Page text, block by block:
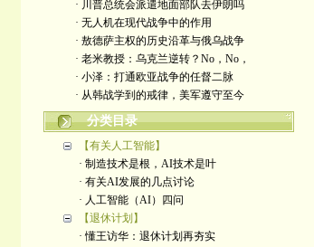
· 川普总统会派遣地面部队去伊朗吗
· 无人机在现代战争中的作用
· 敖德萨主权的历史沿革与俄乌战争
· 老米教授：乌克兰逆转？No，No，
· 小泽：打通欧亚战争的任督二脉
· 从韩战学到的戒律，美军遵守至今
分类目录
【有关人工智能】
· 制造技术是根，AI技术是叶
· 有关AI发展的几点讨论
· 人工智能（AI）四问
【退休计划】
· 懂王访华：退休计划再夯实